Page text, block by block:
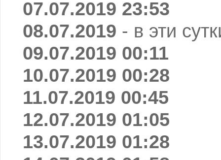
07.07.2019 23:53
08.07.2019 - в эти
09.07.2019 00:11
10.07.2019 00:28
11.07.2019 00:45
12.07.2019 01:05
13.07.2019 01:28